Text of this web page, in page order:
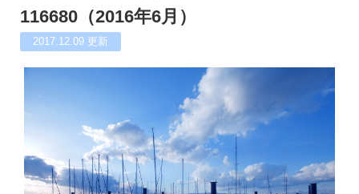
116680（2016年6月）
2017.12.09 更新